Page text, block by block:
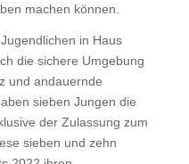
machen können.
in Haus
die sichere Umgebung
und andauernde
sieben Jungen die
der Zulassung zum
sieben und zehn